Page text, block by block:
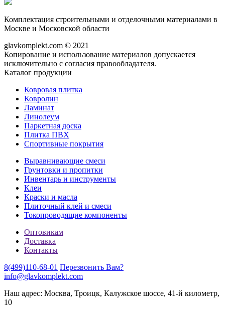
Комплектация строительными и отделочными материалами в
Москве и Московской области
glavkomplekt.com © 2021
Копирование и использование материалов допускается
исключительно с согласия правообладателя.
Каталог продукции
Ковровая плитка
Ковролин
Ламинат
Линолеум
Паркетная доска
Плитка ПВХ
Спортивные покрытия
Выравнивающие смеси
Грунтовки и пропитки
Инвентарь и инструменты
Клеи
Краски и масла
Плиточный клей и смеси
Токопроводящие компоненты
Оптовикам
Доставка
Контакты
8(499)110-68-01 Перезвонить Вам?
info@glavkomplekt.com
Наш адрес: Москва, Троицк, Калужское шоссе, 41-й километр,
10